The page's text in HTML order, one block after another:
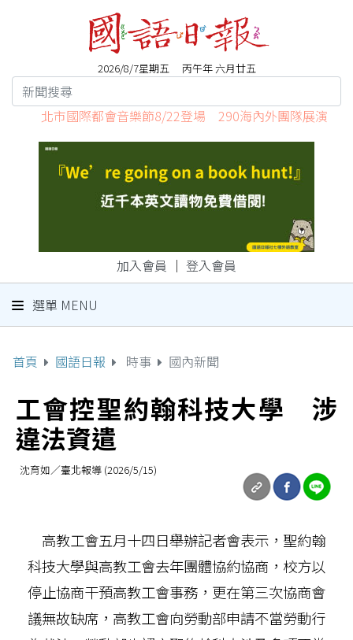
2026/8/7星期五 丙午年 六月廿五
北市國際都會音樂節8/22登場 290海內外團隊展演
加入會員 ｜ 登入會員
選單 MENU
首頁 國語日報 時事 國內新聞
工會控聖約翰科技大學 涉
違法資遣
沈育如／臺北報導 (2026/5/15)
高教工會五月十四日舉辦記者會表示，聖約翰
科技大學與高教工會去年團體協約協商，校方以
停止協商干預高教工會事務，更在第三次協商會
議無故缺席，高教工會向勞動部申請不當勞動行